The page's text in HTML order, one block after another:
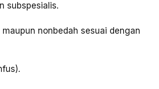
subspesialis.
nonbedah sesuai dengan